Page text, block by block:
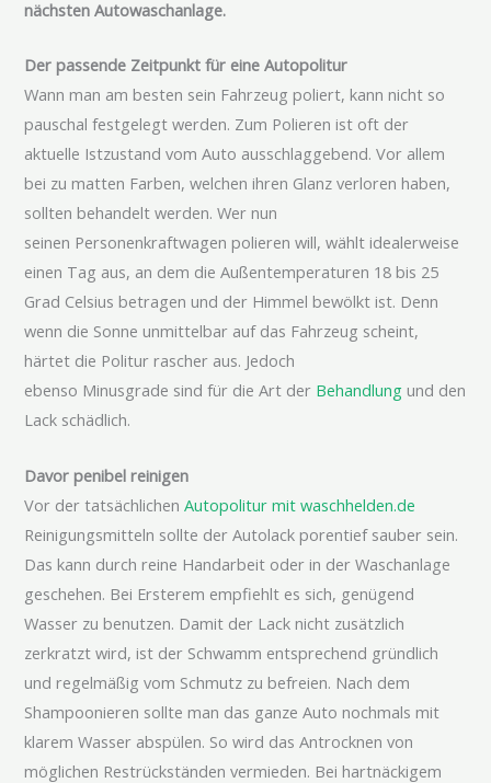
nächsten Autowaschanlage.
Der passende Zeitpunkt für eine Autopolitur
Wann man am besten sein Fahrzeug poliert, kann nicht so
pauschal festgelegt werden. Zum Polieren ist oft der
aktuelle Istzustand vom Auto ausschlaggebend. Vor allem
bei zu matten Farben, welchen ihren Glanz verloren haben,
sollten behandelt werden. Wer nun
seinen Personenkraftwagen polieren will, wählt idealerweise
einen Tag aus, an dem die Außentemperaturen 18 bis 25
Grad Celsius betragen und der Himmel bewölkt ist. Denn
wenn die Sonne unmittelbar auf das Fahrzeug scheint,
härtet die Politur rascher aus. Jedoch
ebenso Minusgrade sind für die Art der Behandlung und den
Lack schädlich.
Davor penibel reinigen
Vor der tatsächlichenAutopolitur mit waschhelden.de
Reinigungsmitteln sollte der Autolack porentief sauber sein.
Das kann durch reine Handarbeit oder in der Waschanlage
geschehen. Bei Ersterem empfiehlt es sich, genügend
Wasser zu benutzen. Damit der Lack nicht zusätzlich
zerkratzt wird, ist der Schwamm entsprechend gründlich
und regelmäßig vom Schmutz zu befreien. Nach dem
Shampoonieren sollte man das ganze Auto nochmals mit
klarem Wasser abspülen. So wird das Antrocknen von
möglichen Restrückständen vermieden. Bei hartnäckigem